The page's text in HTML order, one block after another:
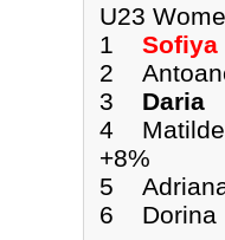
U23
1
2
3 Daria
4
+8%
5
6